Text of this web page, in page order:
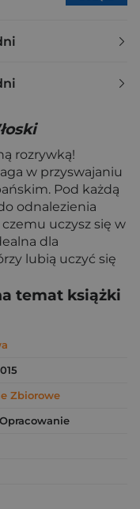
rozrywką!
w przyswajaniu
Pod każdą
odnalezienia
uczysz się w
dla
lubią uczyć się
temat książki
Zbiorowe